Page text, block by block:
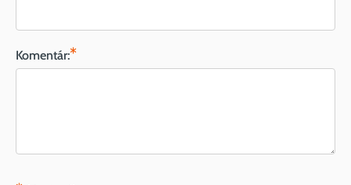
Komentár:*